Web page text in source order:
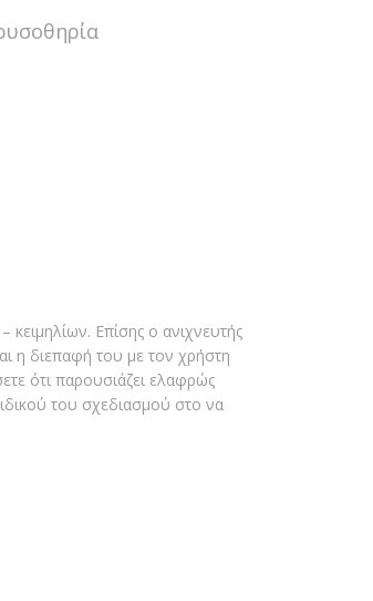
Επίσης ο ανιχνευτής
η διεπαφή του με τον χρήστη
ότι παρουσιάζει ελαφρώς
του σχεδιασμού στο να